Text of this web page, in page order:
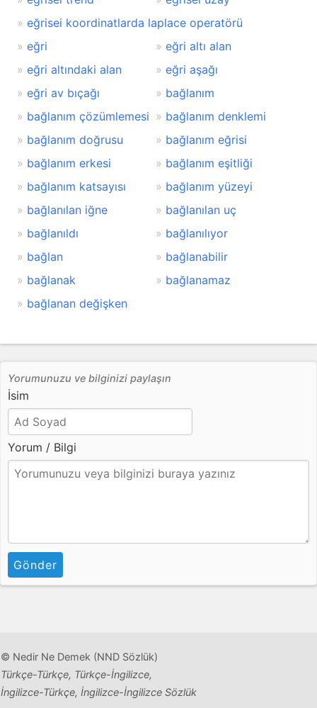
eğrisei koordinatlarda laplace operatörü
eğri
eğri altı alan
eğri altındaki alan
eğri aşağı
eğri av bıçağı
bağlanım
bağlanım çözümlemesi
bağlanım denklemi
bağlanım doğrusu
bağlanım eğrisi
bağlanım erkesi
bağlanım eşitliği
bağlanım katsayısı
bağlanım yüzeyi
bağlanılan iğne
bağlanılan uç
bağlanıldı
bağlanılıyor
bağlan
bağlanabilir
bağlanak
bağlanamaz
bağlanan değişken
Yorumunuzu ve bilginizi paylaşın
İsim
Yorum / Bilgi
Gönder
© Nedir Ne Demek (NND Sözlük)
Türkçe-Türkçe, Türkçe-İngilizce,
İngilizce-Türkçe, İngilizce-İngilizce Sözlük